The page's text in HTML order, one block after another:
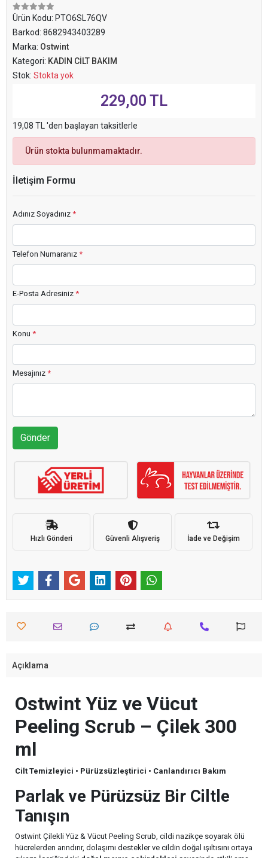
Ürün Kodu: PTO6SL76QV
Barkod: 8682943403289
Marka: Ostwint
Kategori: KADIN CİLT BAKIM
Stok: Stokta yok
229,00 TL
19,08 TL 'den başlayan taksitlerle
Ürün stokta bulunmamaktadır.
İletişim Formu
Adınız Soyadınız *
Telefon Numaranız *
E-Posta Adresiniz *
Konu *
Mesajınız *
Gönder
Hızlı Gönderi Güvenli Alışveriş İade ve Değişim
Açıklama
Ostwint Yüz ve Vücut
Peeling Scrub – Çilek 300
ml
Cilt Temizleyici • Pürüzsüzleştirici • Canlandırıcı Bakım
Parlak ve Pürüzsüz Bir Ciltle
Tanışın
Ostwint Çilekli Yüz & Vücut Peeling Scrub, cildi nazikçe soyarak ölü
hücrelerden arındırır, dolaşımı destekler ve cildin doğal ışıltısını ortaya